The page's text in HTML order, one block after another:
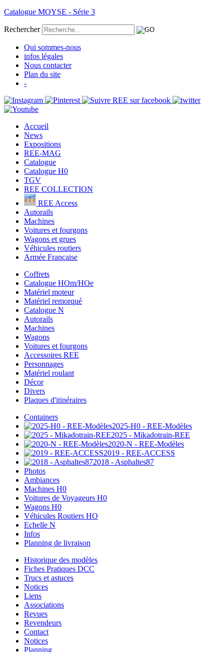
Catalogue MOYSE - Série 3
Rechercher
Qui sommes-nous
infos légales
Nous contacter
Plan du site
-
Accueil
News
Expositions
REE-MAG
Catalogue
Catalogue H0
TGV
REE COLLECTION
REE Access
Autorails
Machines
Voitures et fourgons
Wagons et grues
Véhicules routiers
Armée Française
Coffrets
Catalogue HOm/HOe
Matériel moteur
Matériel remorqué
Catalogue N
Autorails
Machines
Wagons
Voitures et fourgons
Accessoires REE
Personnages
Matériel roulant
Décor
Divers
Plaques d'itinéraires
Containers
2025-H0 - REE-Modèles
2025 - Mikadotrain-REE
2020-N - REE-Modèles
2019 - REE-ACCESS
2018 - Asphaltes87
Photos
Ambiances
Machines H0
Voitures de Voyageurs H0
Wagons H0
Véhicules Routiers HO
Echelle N
Infos
Planning de livraison
Historique des modèles
Fiches Pratiques DCC
Trucs et astuces
Notices
Liens
Associations
Revues
Revendeurs
Contact
Notices
Planning